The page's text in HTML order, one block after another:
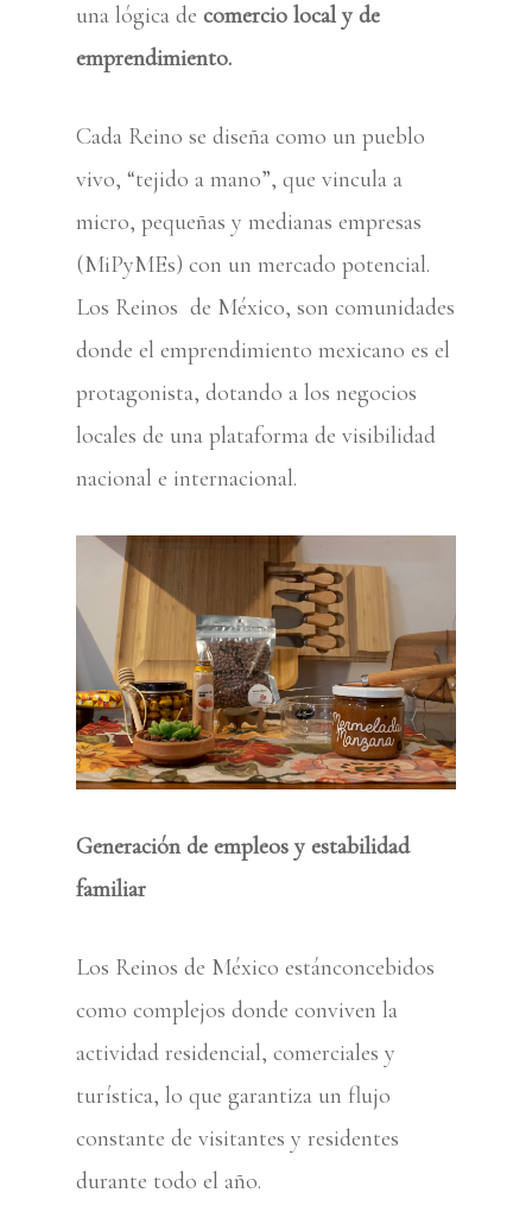
una lógica decomercio local y de
emprendimiento.
Cada Reino se diseña como un pueblo
vivo, “tejido a mano”, que vincula a
micro, pequeñas y medianas empresas
(MiPyMEs) con un mercado potencial.
Los Reinos de México, son comunidades
donde el emprendimiento mexicano es el
protagonista, dotando a los negocios
locales de una plataforma de visibilidad
nacional e internacional.
Generación de empleos y estabilidad
familiar
Los Reinos de México estánconcebidos
como complejos donde conviven la
actividad residencial, comerciales y
turística, lo que garantiza un flujo
constante de visitantes y residentes
durante todo el año.